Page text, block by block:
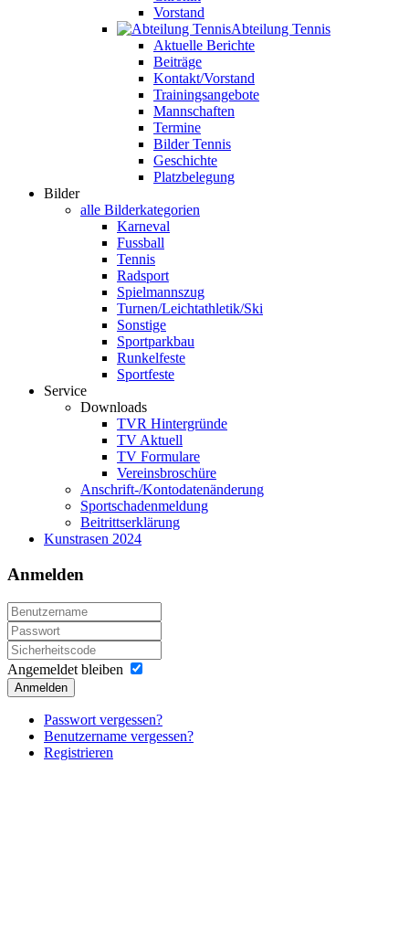
Vorstand
Abteilung Tennis
Aktuelle Berichte
Beiträge
Kontakt/Vorstand
Trainingsangebote
Mannschaften
Termine
Bilder Tennis
Geschichte
Platzbelegung
Bilder
alle Bilderkategorien
Karneval
Fussball
Tennis
Radsport
Spielmannszug
Turnen/Leichtathletik/Ski
Sonstige
Sportparkbau
Runkelfeste
Sportfeste
Service
Downloads
TVR Hintergründe
TV Aktuell
TV Formulare
Vereinsbroschüre
Anschrift-/Kontodatenänderung
Sportschadenmeldung
Beitrittserklärung
Kunstrasen 2024
Anmelden
Angemeldet bleiben
Anmelden
Passwort vergessen?
Benutzername vergessen?
Registrieren